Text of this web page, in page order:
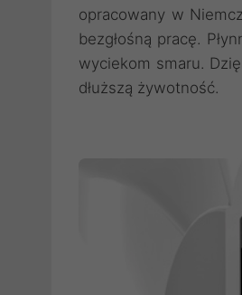
opracowany w
bezgłośną pracę.
wyciekom smaru.
dłuższą żywotność.